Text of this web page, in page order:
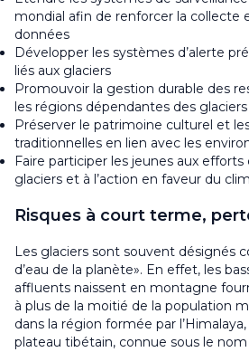
mondial afin de renforcer la collecte
données
Développer les systèmes d’alerte
liés aux glaciers
Promouvoir la gestion durable des
les régions dépendantes des glaciers
Préserver le patrimoine culturel et
traditionnelles en lien avec les
Faire participer les jeunes aux
glaciers et à l’action en faveur du
Risques à court terme,
Les glaciers sont souvent désignés
d’eau de la planète». En effet, les
affluents naissent en montagne
à plus de la moitié de la population
dans la région formée par
plateau tibétain, connue sous le